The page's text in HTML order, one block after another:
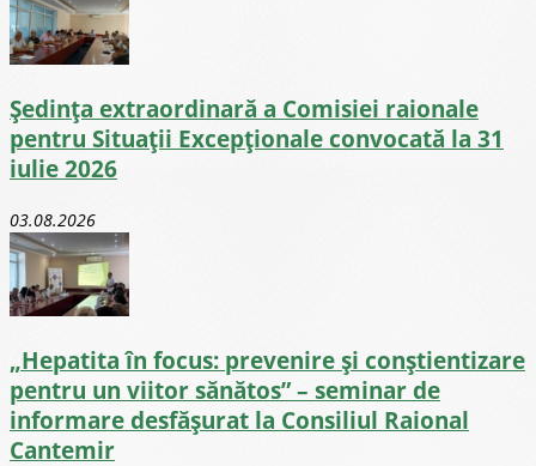
Ședința extraordinară a Comisiei raionale
pentru Situații Excepționale convocată la 31
iulie 2026
03.08.2026
„Hepatita în focus: prevenire și conștientizare
pentru un viitor sănătos” – seminar de
informare desfășurat la Consiliul Raional
Cantemir